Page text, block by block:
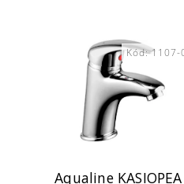
Aqualine KASIOPEA
Kód:1107-